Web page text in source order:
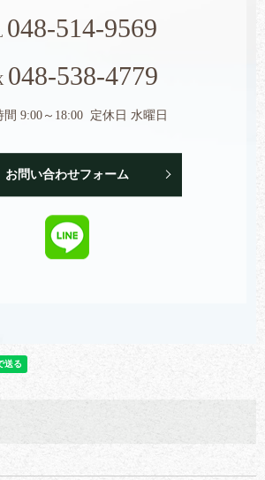
048-514-9569
048-538-4779
間 9:00～18:00 定休日 水曜日
お問い合わせフォーム